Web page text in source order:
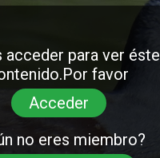
acceder para ver éste
favor
Acceder
no eres miembro?